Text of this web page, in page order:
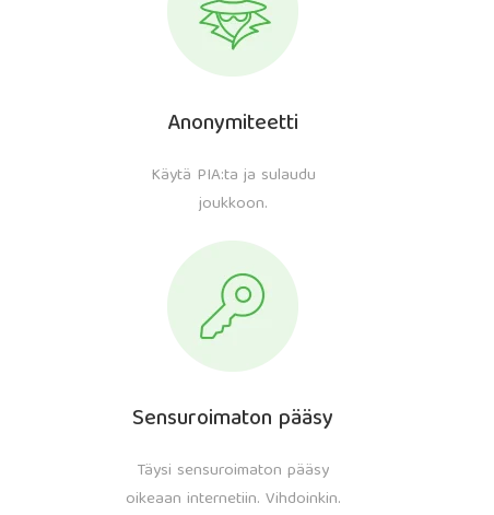
Anonymiteetti
Käytä PIA:ta ja sulaudu
joukkoon.
Sensuroimaton pääsy
Täysi sensuroimaton pääsy
oikeaan internetiin. Vihdoinkin.